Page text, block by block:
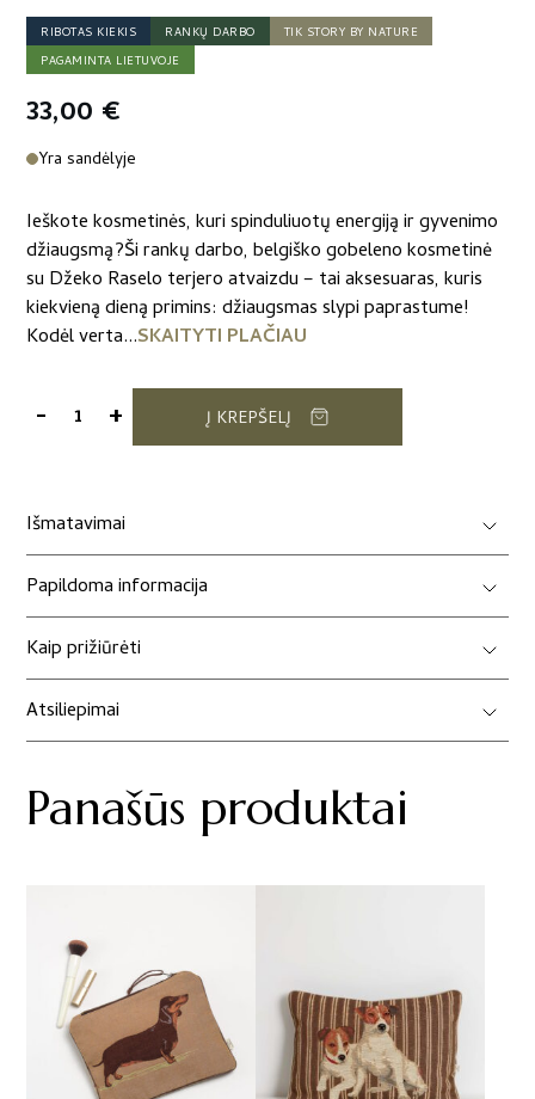
RIBOTAS KIEKIS RANKŲ DARBO
TIK STORY BY NATURE
PAGAMINTA LIETUVOJE
33,00 €
Yra sandėlyje
Ieškote kosmetinės, kuri spinduliuotų energiją ir gyvenimo
džiaugsmą?Ši rankų darbo, belgiško gobeleno kosmetinė
su Džeko Raselo terjero atvaizdu – tai aksesuaras, kuris
kiekvieną dieną primins: džiaugsmas slypi paprastume!
Kodėl verta...SKAITYTI PLAČIAU
-produkto
gobeleno
„Džekas
Raselas“
+ Į KREPŠELĮ
Išmatavimai
Papildoma informacija
Kaip prižiūrėti
Atsiliepimai
Panašūs produktai